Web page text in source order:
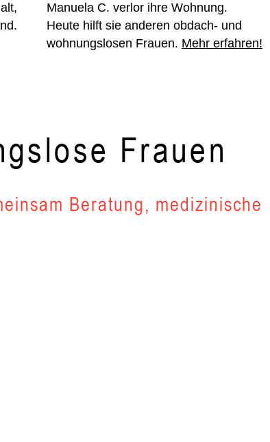
Manuela C. verlor ihre Wohnung.
Heute hilft sie anderen obdach- und
wohnungslosen Frauen. Mehr erfahren!
Frauen
Beratung, medizinische